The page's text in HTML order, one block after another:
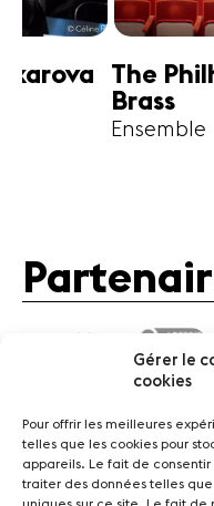
Gérer le
cookies
Pour offrir les meilleures
telles que les cookies pour
appareils. Le fait de
traiter des données telles
Chef
Actualités